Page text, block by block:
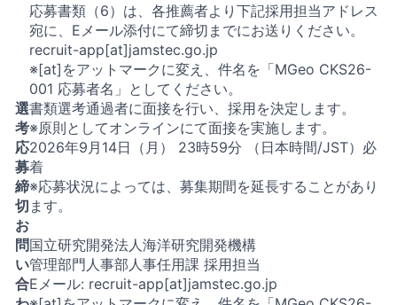
応募書類（6）は、各推薦者より下記採用担当アドレス
宛に、Eメール添付にて締切までにお送りください。
recruit-app[at]jamstec.go.jp
※[at]をアットマークに変え、件名を「MGeo CKS26-
001 応募者名」としてください。
選
考
書類選考通過者に面接を行い、採用を決定します。
※原則としてオンラインにて面接を実施します。
応
募
締
切
2026年9月14日（月） 23時59分 （日本時間/JST）必
着
※応募状況によっては、募集期間を延長することがあり
ます。
お
問
い
合
国立研究開発法人海洋研究開発機構
管理部門人事部人事任用課 採用担当
Eメール: recruit-app[at]jamstec.go.jp